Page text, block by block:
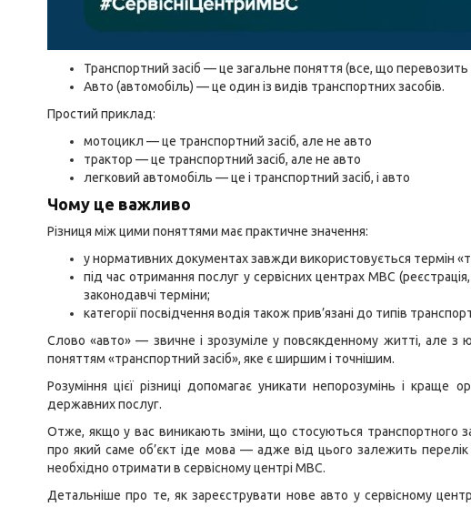
Транспортний засіб — це загальне поняття (все, що
Авто (автомобіль) — це один із видів транспортних засобів.
Простий приклад:
мотоцикл — це транспортний засіб, але не авто
трактор — це транспортний засіб, але не авто
легковий автомобіль — це і транспортний засіб, і авто
Чому це важливо
Різниця між цими поняттями має практичне значення:
у нормативних документах завжди використовується термін
під час отримання послуг у сервісних центрах МВС
законодавчі терміни;
категорії посвідчення водія також прив’язані до типів
Слово «авто» — звичне і зрозуміле у повсякденному житті, але з
поняттям «транспортний засіб», яке є ширшим і точнішим.
Розуміння цієї різниці допомагає уникати непорозумінь і краще
державних послуг.
Отже, якщо у вас виникають зміни, що стосуються транспортного
про який саме об’єкт іде мова — адже від цього залежить
необхідно отримати в сервісному центрі МВС.
Детальніше про те, як зареєструвати нове авто у сервісному